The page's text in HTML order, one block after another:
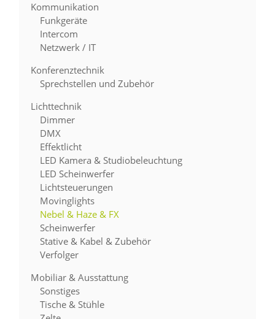
Kommunikation
Funkgeräte
Intercom
Netzwerk / IT
Konferenztechnik
Sprechstellen und Zubehör
Lichttechnik
Dimmer
DMX
Effektlicht
LED Kamera & Studiobeleuchtung
LED Scheinwerfer
Lichtsteuerungen
Movinglights
Nebel & Haze & FX
Scheinwerfer
Stative & Kabel & Zubehör
Verfolger
Mobiliar & Ausstattung
Sonstiges
Tische & Stühle